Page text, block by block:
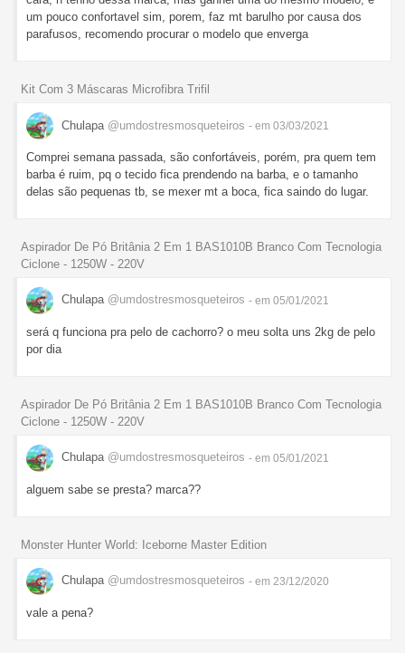
um pouco confortavel sim, porem, faz mt barulho por causa dos
parafusos, recomendo procurar o modelo que enverga
Kit Com 3 Máscaras Microfibra Trifil
Chulapa @umdostresmosqueteiros - em 03/03/2021
Comprei semana passada, são confortáveis, porém, pra quem tem
barba é ruim, pq o tecido fica prendendo na barba, e o tamanho
delas são pequenas tb, se mexer mt a boca, fica saindo do lugar.
Aspirador De Pó Britânia 2 Em 1 BAS1010B Branco Com Tecnologia
Ciclone - 1250W - 220V
Chulapa @umdostresmosqueteiros - em 05/01/2021
será q funciona pra pelo de cachorro? o meu solta uns 2kg de pelo
por dia
Aspirador De Pó Britânia 2 Em 1 BAS1010B Branco Com Tecnologia
Ciclone - 1250W - 220V
Chulapa @umdostresmosqueteiros - em 05/01/2021
alguem sabe se presta? marca??
Monster Hunter World: Iceborne Master Edition
Chulapa @umdostresmosqueteiros - em 23/12/2020
vale a pena?